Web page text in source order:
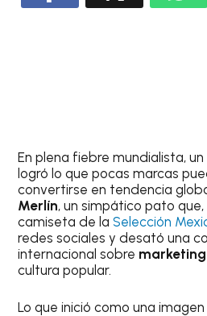
En plena fiebre mundialista,
logró lo que pocas marcas
convertirse en tendencia
Merlín, un simpático pato
camiseta de laSelección
redes sociales y desató una
internacional sobre
cultura popular.
Lo que inició como una